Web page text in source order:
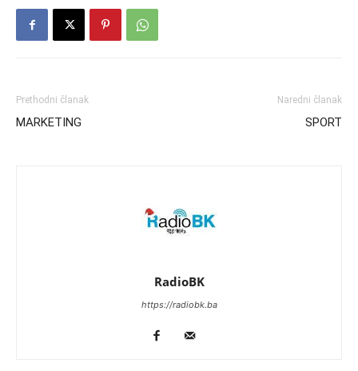
Prethodni članak
MARKETING
Naredni članak
SPORT
RadioBK
https://radiobk.ba